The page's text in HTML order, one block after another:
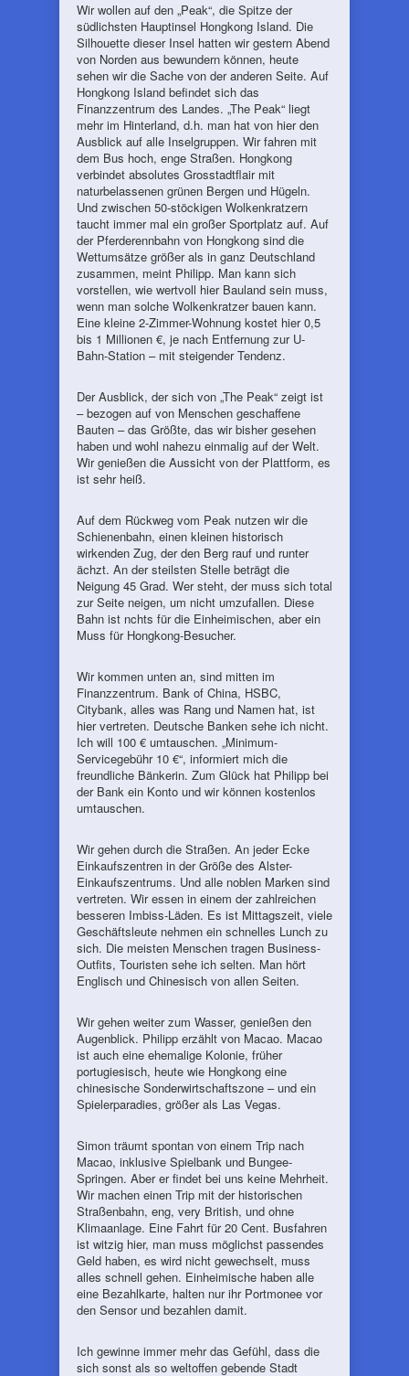
Wir wollen auf den „Peak“, die Spitze der
südlichsten Hauptinsel Hongkong Island. Die
Silhouette dieser Insel hatten wir gestern Abend
von Norden aus bewundern können, heute
sehen wir die Sache von der anderen Seite. Auf
Hongkong Island befindet sich das
Finanzzentrum des Landes. „The Peak“ liegt
mehr im Hinterland, d.h. man hat von hier den
Ausblick auf alle Inselgruppen. Wir fahren mit
dem Bus hoch, enge Straßen. Hongkong
verbindet absolutes Grosstadtflair mit
naturbelassenen grünen Bergen und Hügeln.
Und zwischen 50-stöckigen Wolkenkratzern
taucht immer mal ein großer Sportplatz auf. Auf
der Pferderennbahn von Hongkong sind die
Wettumsätze größer als in ganz Deutschland
zusammen, meint Philipp. Man kann sich
vorstellen, wie wertvoll hier Bauland sein muss,
wenn man solche Wolkenkratzer bauen kann.
Eine kleine 2-Zimmer-Wohnung kostet hier 0,5
bis 1 Millionen €, je nach Entfernung zur U-
Bahn-Station – mit steigender Tendenz.
Der Ausblick, der sich von „The Peak“ zeigt ist
– bezogen auf von Menschen geschaffene
Bauten – das Größte, das wir bisher gesehen
haben und wohl nahezu einmalig auf der Welt.
Wir genießen die Aussicht von der Plattform, es
ist sehr heiß.
Auf dem Rückweg vom Peak nutzen wir die
Schienenbahn, einen kleinen historisch
wirkenden Zug, der den Berg rauf und runter
ächzt. An der steilsten Stelle beträgt die
Neigung 45 Grad. Wer steht, der muss sich total
zur Seite neigen, um nicht umzufallen. Diese
Bahn ist nchts für die Einheimischen, aber ein
Muss für Hongkong-Besucher.
Wir kommen unten an, sind mitten im
Finanzzentrum. Bank of China, HSBC,
Citybank, alles was Rang und Namen hat, ist
hier vertreten. Deutsche Banken sehe ich nicht.
Ich will 100 € umtauschen. „Minimum-
Servicegebühr 10 €“, informiert mich die
freundliche Bänkerin. Zum Glück hat Philipp bei
der Bank ein Konto und wir können kostenlos
umtauschen.
Wir gehen durch die Straßen. An jeder Ecke
Einkaufszentren in der Größe des Alster-
Einkaufszentrums. Und alle noblen Marken sind
vertreten. Wir essen in einem der zahlreichen
besseren Imbiss-Läden. Es ist Mittagszeit, viele
Geschäftsleute nehmen ein schnelles Lunch zu
sich. Die meisten Menschen tragen Business-
Outfits, Touristen sehe ich selten. Man hört
Englisch und Chinesisch von allen Seiten.
Wir gehen weiter zum Wasser, genießen den
Augenblick. Philipp erzählt von Macao. Macao
ist auch eine ehemalige Kolonie, früher
portugiesisch, heute wie Hongkong eine
chinesische Sonderwirtschaftszone – und ein
Spielerparadies, größer als Las Vegas.
Simon träumt spontan von einem Trip nach
Macao, inklusive Spielbank und Bungee-
Springen. Aber er findet bei uns keine Mehrheit.
Wir machen einen Trip mit der historischen
Straßenbahn, eng, very British, und ohne
Klimaanlage. Eine Fahrt für 20 Cent. Busfahren
ist witzig hier, man muss möglichst passendes
Geld haben, es wird nicht gewechselt, muss
alles schnell gehen. Einheimische haben alle
eine Bezahlkarte, halten nur ihr Portmonee vor
den Sensor und bezahlen damit.
Ich gewinne immer mehr das Gefühl, dass die
sich sonst als so weltoffen gebende Stadt